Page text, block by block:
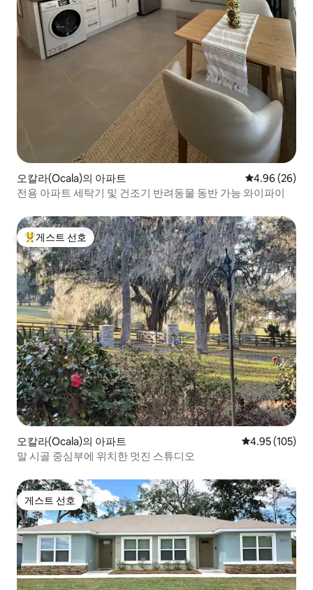
오칼라(Ocala)의 아파트 평점 4.96점(5
4.96 (26)
전용 아파트 세탁기 및 건조기 반려동물 동반 가능 와이파이
상위 게스트 선호
게스트 선호
오칼라(Ocala)의 아파트 평점 4.95점(5
4.95 (105)
말 시골 중심부에 위치한 멋진 스튜디오
게스트 선호
게스트 선호